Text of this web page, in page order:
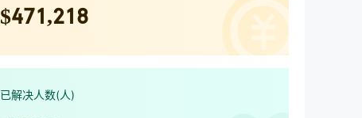
$471,218
已解决人数(人)